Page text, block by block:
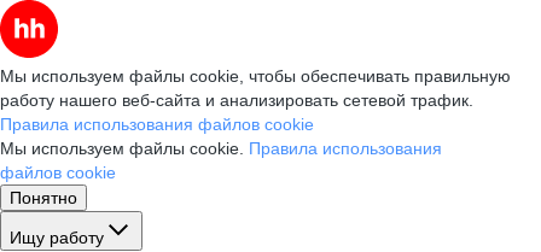
Мы используем файлы cookie, чтобы обеспечивать правильную
работу нашего веб-сайта и анализировать сетевой трафик.
Правила использования файлов cookie
Мы используем файлы cookie. Правила использования
файлов cookie
Понятно
Ищу работу